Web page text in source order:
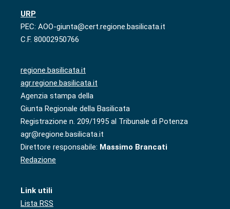
URP
PEC: AOO-giunta@cert.regione.basilicata.it
C.F. 80002950766
regione.basilicata.it
agr.regione.basilicata.it
Agenzia stampa della
Giunta Regionale della Basilicata
Registrazione n. 209/1995 al Tribunale di Potenza
agr@regione.basilicata.it
Direttore responsabile: Massimo Brancati
Redazione
Link utili
Lista RSS